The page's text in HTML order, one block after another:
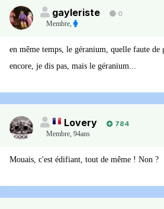
gayleriste
0
Membre,
en même temps, le géranium, quelle faute
encore, je dis pas, mais le géranium...
Lovery
784
Membre, 94ans
Mouais, c'est édifiant, tout de même ! Non ?